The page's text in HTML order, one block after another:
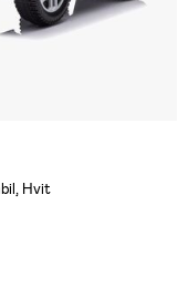
Hvit